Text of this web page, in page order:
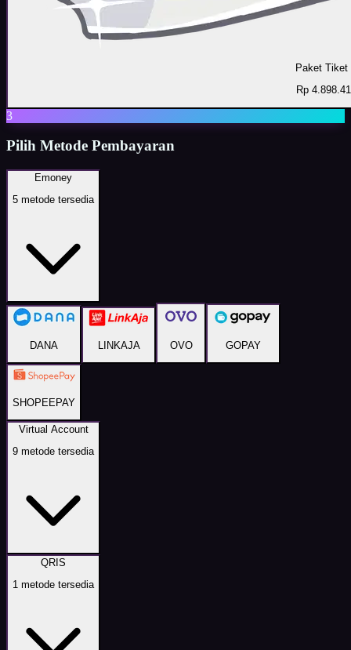
Paket Tiket
Rp
3
Pilih Metode Pembayaran
Emoney
5 metode tersedia
DANA LINKAJA OVO GOPAY
SHOPEEPAY
Virtual Account
9 metode tersedia
QRIS
1 metode tersedia